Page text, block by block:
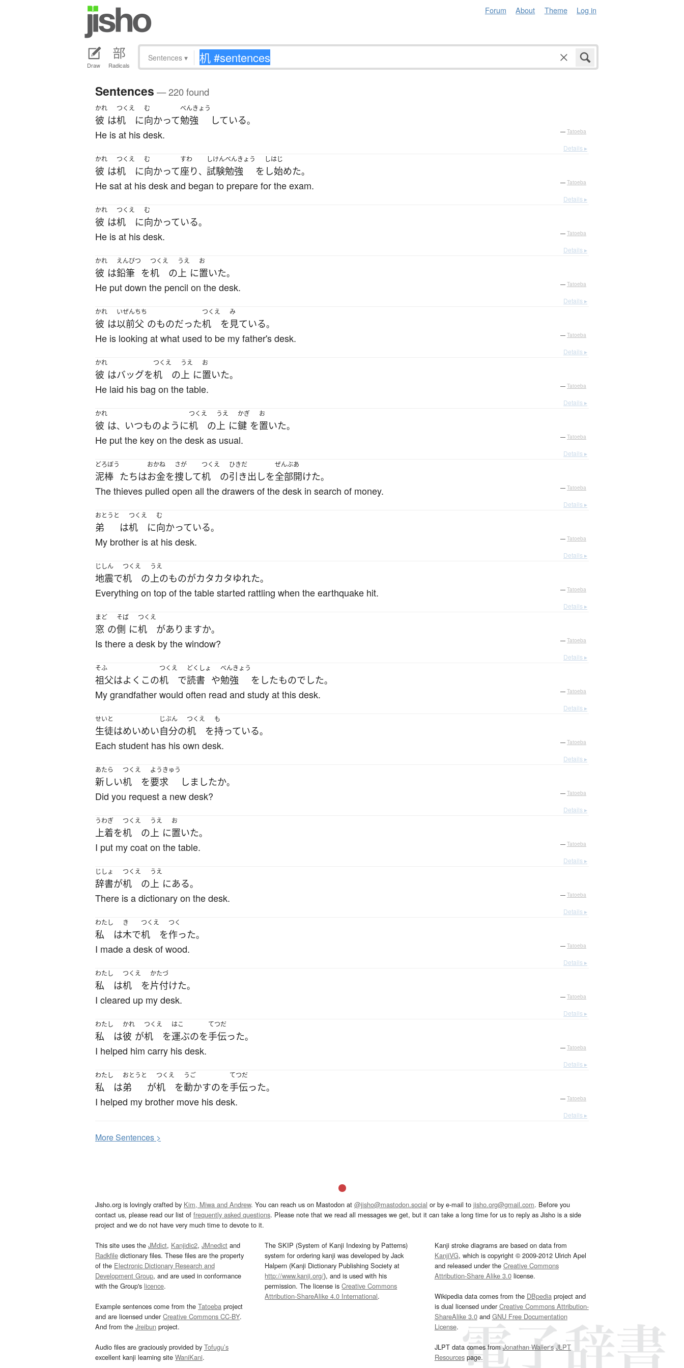
Forum About Theme Log in
Draw Radicals
Sentences ▾
Sentences — 220 found
かれ
彼 は
つくえ
机 に
む
向かって
べんきょう
勉強 している。
He is at his desk. — Tatoeba
Details ▸
かれ
彼 は
つくえ
机 に
む
向かって
すわ
座り、
しけんべんきょう
試験勉強 を
しはじ
し始めた。
He sat at his desk and began to prepare for the exam. — Tatoeba
Details ▸
かれ
彼 は
つくえ
机 に
む
向かっている。
He is at his desk. — Tatoeba
Details ▸
かれ
彼 は
えんぴつ
鉛筆 を
つくえ
机 の
うえ
上 に
お
置いた。
He put down the pencil on the desk. — Tatoeba
Details ▸
かれ
彼 は
いぜん
以前
ちち
父 のものだった
つくえ
机 を
み
見ている。
He is looking at what used to be my father's desk. — Tatoeba
Details ▸
かれ
彼 はバッグを
つくえ
机 の
うえ
上 に
お
置いた。
He laid his bag on the table. — Tatoeba
Details ▸
かれ
彼 は、 いつものように
つくえ
机 の
うえ
上 に
かぎ
鍵 を
お
置いた。
He put the key on the desk as usual. — Tatoeba
Details ▸
どろぼう
泥棒 たちは
おかね
お金を
さが
捜して
つくえ
机 の
ひきだ
引き出しを
ぜんぶ
全部
あ
開けた。
The thieves pulled open all the drawers of the desk in search of money. — Tatoeba
Details ▸
おとうと
弟 は
つくえ
机 に
む
向かっている。
My brother is at his desk. — Tatoeba
Details ▸
じしん
地震で
つくえ
机 の
うえ
上のものがカタカタゆれた。
Everything on top of the table started rattling when the earthquake hit. — Tatoeba
Details ▸
まど
窓 の
そば
側 に
つくえ
机 がありますか。
Is there a desk by the window? — Tatoeba
Details ▸
そふ
祖父はよく この
つくえ
机 で
どくしょ
読書 や
べんきょう
勉強 を したものでした。
My grandfather would often read and study at this desk. — Tatoeba
Details ▸
せいと
生徒はめいめい
じぶん
自分の
つくえ
机 を
も
持っている。
Each student has his own desk. — Tatoeba
Details ▸
あたら
新しい
つくえ
机 を
ようきゅう
要求 しましたか。
Did you request a new desk? — Tatoeba
Details ▸
うわぎ
上着を
つくえ
机 の
うえ
上 に
お
置いた。
I put my coat on the table. — Tatoeba
Details ▸
じしょ
辞書が
つくえ
机 の
うえ
上 にある。
There is a dictionary on the desk. — Tatoeba
Details ▸
わたし
私 は
き
木で
つくえ
机 を
つく
作った。
I made a desk of wood. — Tatoeba
Details ▸
わたし
私 は
つくえ
机 を
かたづ
片付けた。
I cleared up my desk. — Tatoeba
Details ▸
わたし
私 は
かれ
彼 が
つくえ
机 を
はこ
運ぶのを
てつだ
手伝った。
I helped him carry his desk. — Tatoeba
Details ▸
わたし
私 は
おとうと
弟 が
つくえ
机 を
うご
動かすのを
てつだ
手伝った。
I helped my brother move his desk. — Tatoeba
Details ▸
MoreSentences >
Jisho.org is lovingly crafted by Kim, Miwa and Andrew. You can reach us on Mastodon at @jisho@mastodon.social or by e-mail to jisho.org@gmail.com. Before you
contact us, please read our list of frequently asked questions. Please note that we read all messages we get, but it can take a long time for us to reply as Jisho is a side
project and we do not have very much time to devote to it.
This site uses the JMdict, Kanjidic2, JMnedict and
Radkfile dictionary files. These files are the property
of the Electronic Dictionary Research and
Development Group, and are used in conformance
with the Group's licence.
Example sentences come from the Tatoeba project
and are licensed underCreative Commons CC-BY.
And from the Jreibun project.
Audio files are graciously provided by Tofugu’s
excellent kanji learning site WaniKani.
The SKIP (System of Kanji Indexing by Patterns)
system for ordering kanji was developed by Jack
Halpern (Kanji Dictionary Publishing Society at
http://www.kanji.org/), and is used with his
permission. The license isCreative Commons
Attribution-ShareAlike 4.0 International.
Kanji stroke diagrams are based on data from
KanjiVG, which is copyright © 2009-2012 Ulrich Apel
and released under the Creative Commons
Attribution-Share Alike 3.0license.
Wikipedia data comes from the DBpediaproject and
is dual licensed underCreative Commons Attribution-
ShareAlike 3.0and GNU Free Documentation
License.
JLPT data comes fromJonathan Waller‘s JLPT
Resourcespage.